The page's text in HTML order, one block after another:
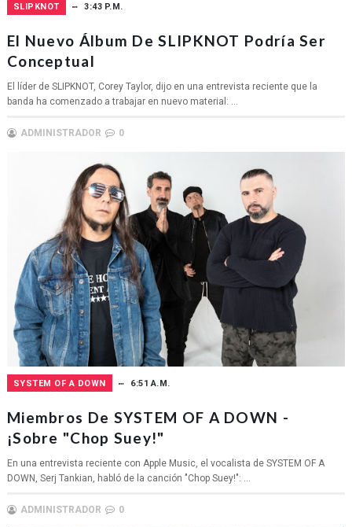
SLIPKNOT 3:43 P.M.
El Nuevo Álbum De SLIPKNOT Podría Ser
Conceptual
El líder de SLIPKNOT, Corey Taylor, dijo en una entrevista reciente que la
banda ha comenzado a trabajar en nuevo material: ...
ADMINISTRADOR 0
SYSTEM OF A DOWN 6:51 A.M.
Miembros De SYSTEM OF A DOWN -
¡sobre "Chop Suey!"
En una entrevista reciente con Apple Music, el vocalista de SYSTEM OF A
DOWN, Serj Tankian, habló de la canción "Chop Suey!": ...
ADMINISTRADOR 0